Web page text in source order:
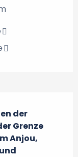
der
Grenze
Anjou,